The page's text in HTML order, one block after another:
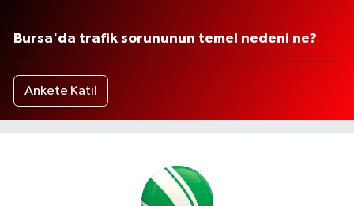
Bursa'da trafik sorununun temel nedeni ne?
Ankete Katıl